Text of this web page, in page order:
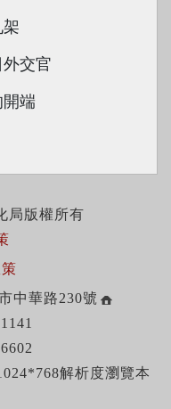
交官
開端
局版權所有
中華路230號
解析度瀏覽本